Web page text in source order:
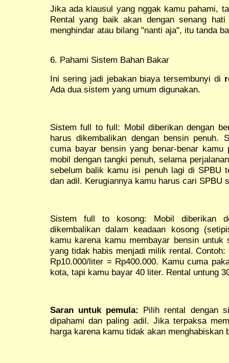
Jika ada klausul yang nggak kamu pahami,
Rental yang baik akan dengan senang
menghindar atau bilang "nanti aja", itu tanda
6. Pahami Sistem Bahan Bakar
Ini sering jadi jebakan biaya tersembunyi di
Ada dua sistem yang umum digunakan.
Sistem full to full: Mobil diberikan dengan
harus dikembalikan dengan bensin penuh.
cuma bayar bensin yang benar-benar
mobil dengan tangki penuh, selama
sebelum balik kamu isi penuh lagi di SPBU
dan adil. Kerugiannya kamu harus cari SPBU
Sistem full to kosong: Mobil diberikan
dikembalikan dalam keadaan kosong
kamu karena kamu membayar bensin
yang tidak habis menjadi milik rental.
Rp10.000/liter = Rp400.000. Kamu cuma
kota, tapi kamu bayar 40 liter. Rental untung
Saran untuk pemula: Pilih rental dengan
dipahami dan paling adil. Jika terpaksa
harga karena kamu tidak akan menghabiskan